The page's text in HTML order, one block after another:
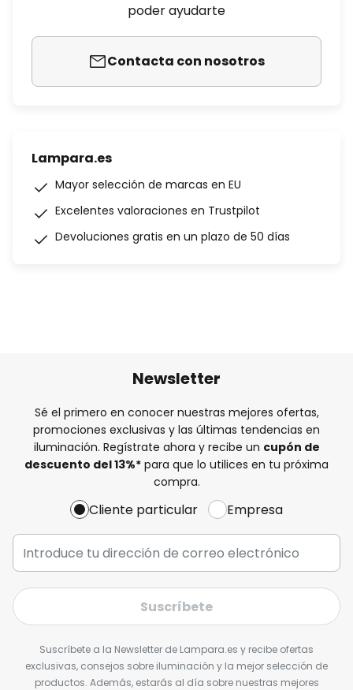
poder ayudarte
Contacta con nosotros
Lampara.es
Mayor selección de marcas en EU
Excelentes valoraciones en Trustpilot
Devoluciones gratis en un plazo de 50 días
Newsletter
Sé el primero en conocer nuestras mejores ofertas,
promociones exclusivas y las últimas tendencias en
iluminación. Regístrate ahora y recibe un cupón de
descuento del13%* para que lo utilices en tu próxima
compra.
Cliente particular Empresa
Suscríbete
Suscríbete a la Newsletter de Lampara.es y recibe ofertas
exclusivas, consejos sobre iluminación y la mejor selección de
productos. Además, estarás al día sobre nuestras mejores